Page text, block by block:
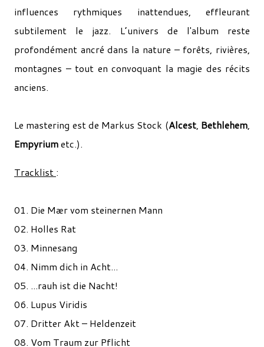
influences rythmiques inattendues, effleurant
subtilement le jazz. L’univers de l'album reste
profondément ancré dans la nature – forêts, rivières,
montagnes – tout en convoquant la magie des récits
anciens.
Le mastering est de Markus Stock (Alcest, Bethlehem,
Empyriumetc.).
Tracklist :
01. Die Mær vom steinernen Mann
02. Holles Rat
03. Minnesang
04. Nimm dich in Acht...
05. ...rauh ist die Nacht!
06. Lupus Viridis
07. Dritter Akt – Heldenzeit
08. Vom Traum zur Pflicht